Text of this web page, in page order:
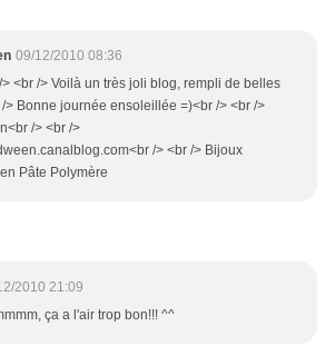
09/12/2010 08:36
> <br /> Voilà un très joli blog, rempli de belles
> Bonne journée ensoleillée =)<br /> <br />
/> <br />
/> <br /> Bijoux
Pâte Polymère
2010 21:09
ça a l'air trop bon!!! ^^